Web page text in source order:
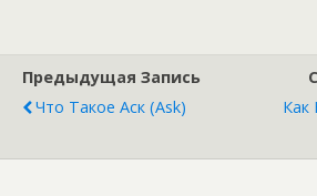
Предыдущая Запись
Что Такое Аск (Ask)
Как